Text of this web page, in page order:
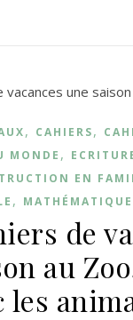
, CAHIERS,
MONDE ,
EN
, MATHÉMATIQUE
de
au
les